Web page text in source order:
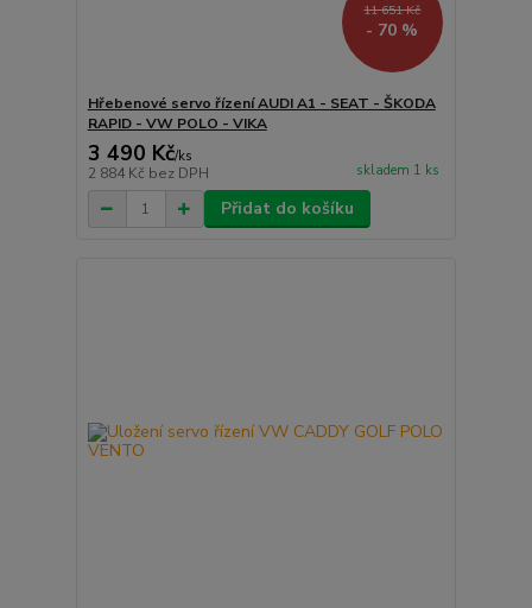
11 651 Kč
- 70 %
Hřebenové servo řízení AUDI A1 - SEAT - ŠKODA
RAPID - VW POLO - VIKA
3 490 Kč/ks
2 884 Kč bez DPH skladem 1 ks
Přidat do košíku